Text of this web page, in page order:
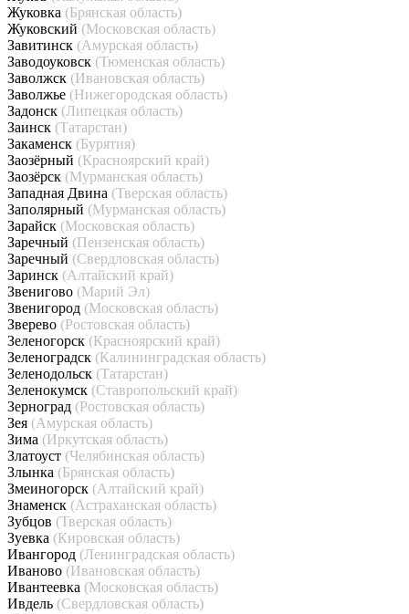
Жуковка (Брянская область)
Жуковский (Московская область)
Завитинск (Амурская область)
Заводоуковск (Тюменская область)
Заволжск (Ивановская область)
Заволжье (Нижегородская область)
Задонск (Липецкая область)
Заинск (Татарстан)
Закаменск (Бурятия)
Заозёрный (Красноярский край)
Заозёрск (Мурманская область)
Западная Двина (Тверская область)
Заполярный (Мурманская область)
Зарайск (Московская область)
Заречный (Пензенская область)
Заречный (Свердловская область)
Заринск (Алтайский край)
Звенигово (Марий Эл)
Звенигород (Московская область)
Зверево (Ростовская область)
Зеленогорск (Красноярский край)
Зеленоградск (Калининградская область)
Зеленодольск (Татарстан)
Зеленокумск (Ставропольский край)
Зерноград (Ростовская область)
Зея (Амурская область)
Зима (Иркутская область)
Златоуст (Челябинская область)
Злынка (Брянская область)
Змеиногорск (Алтайский край)
Знаменск (Астраханская область)
Зубцов (Тверская область)
Зуевка (Кировская область)
Ивангород (Ленинградская область)
Иваново (Ивановская область)
Ивантеевка (Московская область)
Ивдель (Свердловская область)